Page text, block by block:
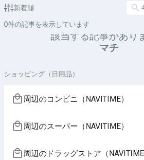
新着順
0件の記事を表示しています
該当する記事があり
マチ
ショッピング（日用品）
周辺のコンビニ（NAVITIME）
周辺のスーパー（NAVITIME）
周辺のドラッグストア（NAVITIME